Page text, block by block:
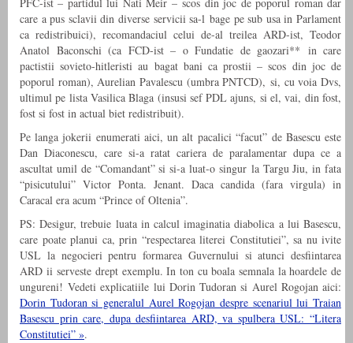
PFC-ist – partidul lui Nati Meir – scos din joc de poporul roman dar
care a pus sclavii din diverse servicii sa-l bage pe sub usa in Parlament
ca redistribuici), recomandaciul celui de-al treilea ARD-ist, Teodor
Anatol Baconschi (ca FCD-ist – o Fundatie de gaozari** in care
pactistii sovieto-hitleristi au bagat bani ca prostii – scos din joc de
poporul roman), Aurelian Pavalescu (umbra PNTCD), si, cu voia Dvs,
ultimul pe lista Vasilica Blaga (insusi sef PDL ajuns, si el, vai, din fost,
fost si fost in actual biet redistribuit).
Pe langa jokerii enumerati aici, un alt pacalici “facut” de Basescu este
Dan Diaconescu, care si-a ratat cariera de paralamentar dupa ce a
ascultat umil de “Comandant” si si-a luat-o singur la Targu Jiu, in fata
“pisicutului” Victor Ponta. Jenant. Daca candida (fara virgula) in
Caracal era acum “Prince of Oltenia”.
PS: Desigur, trebuie luata in calcul imaginatia diabolica a lui Basescu,
care poate planui ca, prin “respectarea literei Constitutiei”, sa nu ivite
USL la negocieri pentru formarea Guvernului si atunci desfiintarea
ARD ii serveste drept exemplu. In ton cu boala semnala la hoardele de
ungureni! Vedeti explicatiile lui Dorin Tudoran si Aurel Rogojan aici:
Dorin Tudoran si generalul Aurel Rogojan despre scenariul lui Traian
Basescu prin care, dupa desfiintarea ARD, va spulbera USL: “Litera
Constitutiei” ».